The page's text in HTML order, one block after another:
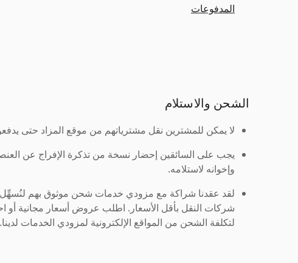
المدفوعات
الشحن والاستلام
لا يمكن للمشترين نقل مشترياتهم من موقع المزاد حتى
يجب على السائقين إحضار نسخة من تذكرة الإفراج عن
وإخوانه لاستلامه.
لقد عقدنا شراكة مع مزودي خدمات شحن موثوق بهم
شركات النقل بأقل الأسعار. اطلب عروض أسعار مجانية أو
لتكلفة الشحن من المواقع الإلكترونية لمزودي الخدمات لدينا.